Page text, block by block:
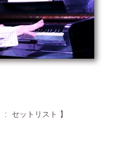
: セットリスト 】